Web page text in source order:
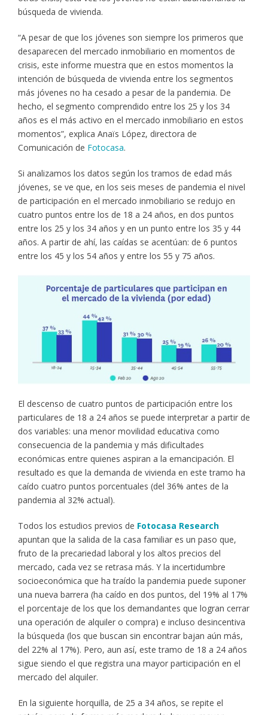
búsqueda de vivienda.
“A pesar de que los jóvenes son siempre los primeros que
desaparecen del mercado inmobiliario en momentos de
crisis, este informe muestra que en estos momentos la
intención de búsqueda de vivienda entre los segmentos
más jóvenes no ha cesado a pesar de la pandemia. De
hecho, el segmento comprendido entre los 25 y los 34
años es el más activo en el mercado inmobiliario en estos
momentos”, explica Anaïs López, directora de
Comunicación de Fotocasa.
Si analizamos los datos según los tramos de edad más
jóvenes, se ve que, en los seis meses de pandemia el nivel
de participación en el mercado inmobiliario se redujo en
cuatro puntos entre los de 18 a 24 años, en dos puntos
entre los 25 y los 34 años y en un punto entre los 35 y 44
años. A partir de ahí, las caídas se acentúan: de 6 puntos
entre los 45 y los 54 años y entre los 55 y 75 años.
El descenso de cuatro puntos de participación entre los
particulares de 18 a 24 años se puede interpretar a partir de
dos variables: una menor movilidad educativa como
consecuencia de la pandemia y más dificultades
económicas entre quienes aspiran a la emancipación. El
resultado es que la demanda de vivienda en este tramo ha
caído cuatro puntos porcentuales (del 36% antes de la
pandemia al 32% actual).
Todos los estudios previos de Fotocasa Research
apuntan que la salida de la casa familiar es un paso que,
fruto de la precariedad laboral y los altos precios del
mercado, cada vez se retrasa más. Y la incertidumbre
socioeconómica que ha traído la pandemia puede suponer
una nueva barrera (ha caído en dos puntos, del 19% al 17%
el porcentaje de los que los demandantes que logran cerrar
una operación de alquiler o compra) e incluso desincentiva
la búsqueda (los que buscan sin encontrar bajan aún más,
del 22% al 17%). Pero, aun así, este tramo de 18 a 24 años
sigue siendo el que registra una mayor participación en el
mercado del alquiler.
En la siguiente horquilla, de 25 a 34 años, se repite el